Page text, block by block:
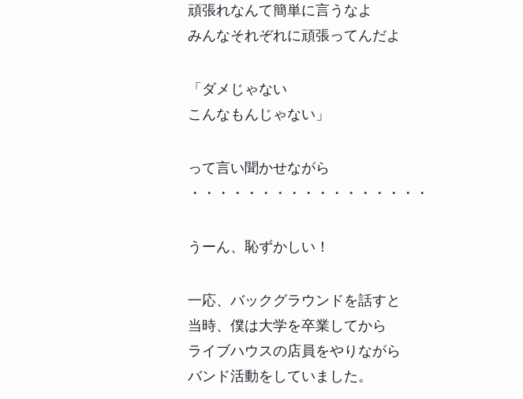
頑張れなんて簡単に言うなよ
みんなそれぞれに頑張ってんだよ
「ダメじゃない
こんなもんじゃない」
って言い聞かせながら
・・・・・・・・・・・・・・・・・
うーん、恥ずかしい！
一応、バックグラウンドを話すと
当時、僕は大学を卒業してから
ライブハウスの店員をやりながら
バンド活動をしていました。